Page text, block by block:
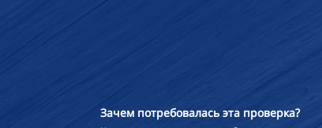
Зачем потребовалась эта проверка?